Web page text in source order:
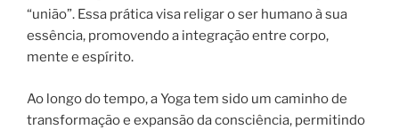
“união”. Essa prática visa religar o ser humano à sua
essência, promovendo a integração entre corpo,
mente e espírito.
Ao longo do tempo, a Yoga tem sido um caminho de
transformação e expansão da consciência, permitindo